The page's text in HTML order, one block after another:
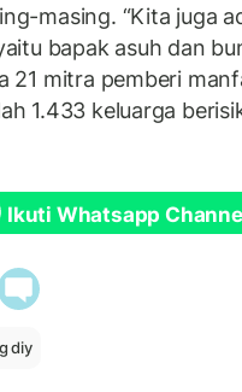
masing. “Kita juga
bapak asuh dan
21 mitra pemberi
1.433 keluarga
Ikuti Whatsapp
diy